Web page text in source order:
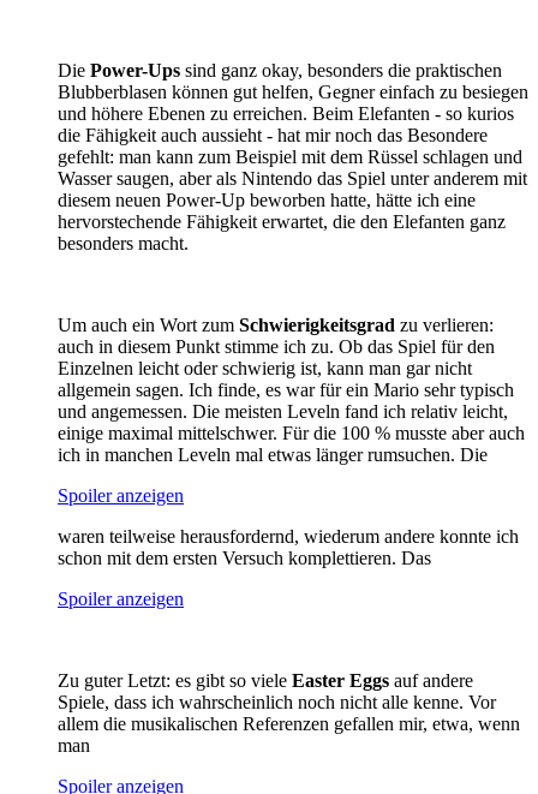
Die Power-Ups sind ganz okay, besonders die praktischen
Blubberblasen können gut helfen, Gegner einfach zu besiegen
und höhere Ebenen zu erreichen. Beim Elefanten - so kurios
die Fähigkeit auch aussieht - hat mir noch das Besondere
gefehlt: man kann zum Beispiel mit dem Rüssel schlagen und
Wasser saugen, aber als Nintendo das Spiel unter anderem mit
diesem neuen Power-Up beworben hatte, hätte ich eine
hervorstechende Fähigkeit erwartet, die den Elefanten ganz
besonders macht.
Um auch ein Wort zum Schwierigkeitsgrad zu verlieren:
auch in diesem Punkt stimme ich zu. Ob das Spiel für den
Einzelnen leicht oder schwierig ist, kann man gar nicht
allgemein sagen. Ich finde, es war für ein Mario sehr typisch
und angemessen. Die meisten Leveln fand ich relativ leicht,
einige maximal mittelschwer. Für die 100 % musste aber auch
ich in manchen Leveln mal etwas länger rumsuchen. Die
Spoiler anzeigen
waren teilweise herausfordernd, wiederum andere konnte ich
schon mit dem ersten Versuch komplettieren. Das
Spoiler anzeigen
Zu guter Letzt: es gibt so viele Easter Eggs auf andere
Spiele, dass ich wahrscheinlich noch nicht alle kenne. Vor
allem die musikalischen Referenzen gefallen mir, etwa, wenn
man
Spoiler anzeigen